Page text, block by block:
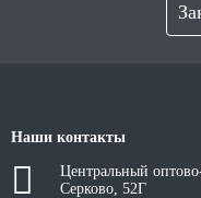
Наши контакты
Центральный
Серково, 52Г